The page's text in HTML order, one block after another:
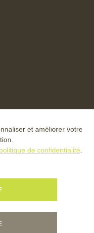
et améliorer votre
politique de confidentialité